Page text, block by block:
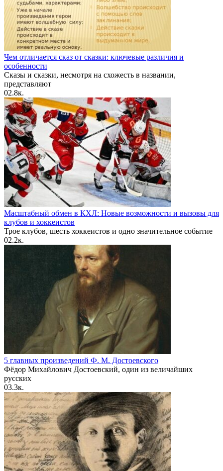
Чем отличается сказ от сказки: ключевые различия и
особенности
Сказы и сказки, несмотря на схожесть в названии,
представляют
02.8к.
Масштабный обмен в КХЛ: Новые возможности и вызовы для
клубов и хоккеистов
Трое клубов, шесть хоккеистов и одно значительное событие
02.2к.
5 главных произведений Ф. М. Достоевского
Фёдор Михайлович Достоевский, один из величайших
русских
03.3к.